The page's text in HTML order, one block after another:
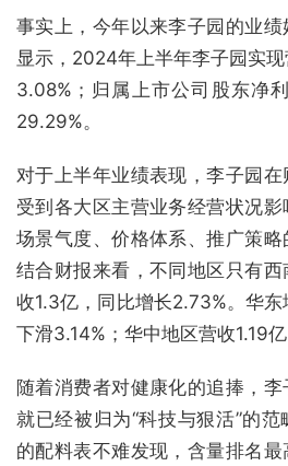
事实上，今年以来李子园的业
显示，2024年上半年李子园实
3.08%；归属上市公司股东净
29.29%。
对于上半年业绩表现，李子园
受到各大区主营业务经营状况
场景气度、价格体系、推广策略
结合财报来看，不同地区只有
收1.3亿，同比增长2.73%。华
下滑3.14%；华中地区营收1.19
随着消费者对健康化的追捧，
就已经被归为“科技与狠活”的
的配料表不难发现，含量排名